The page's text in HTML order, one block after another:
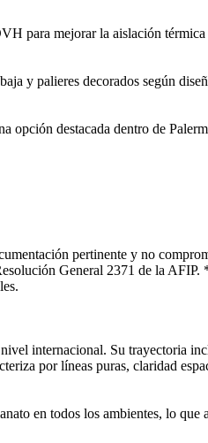
para mejorar la aislación térmica
y palieres decorados según
opción destacada dentro de
pertinente y no
General 2371 de la
internacional. Su trayectoria
por líneas puras, claridad
en todos los ambientes, lo que